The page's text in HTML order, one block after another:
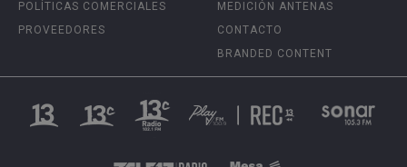
POLÍTICAS COMERCIALES
PROVEEDORES
MEDICIÓN ANTENAS
CONTACTO
BRANDED CONTENT